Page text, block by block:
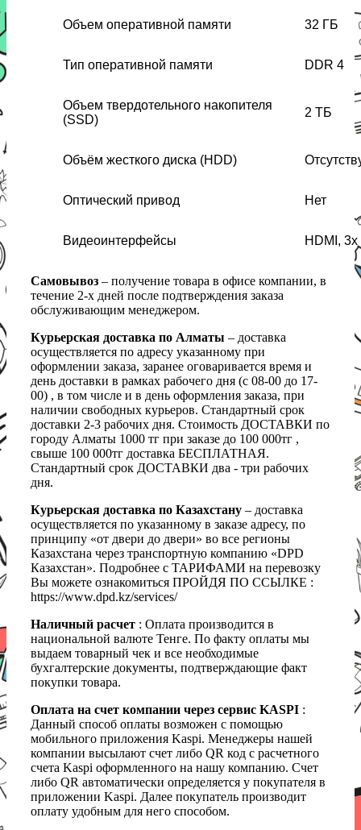
Объем оперативной памяти 32 ГБ
Тип оперативной памяти DDR 4
Объем твердотельного накопителя
(SSD)
2 ТБ
Объём жесткого диска (HDD)
Оптический привод Нет
Видеоинтерфейсы HDMI,
Самовывоз – получение товара в офисе компании, в
течение 2-х дней после подтверждения заказа
обслуживающим менеджером.
Курьерская доставка по Алматы – доставка
осуществляется по адресу указанному при
оформлении заказа, заранее оговаривается время и
день доставки в рамках рабочего дня (с 08-00 до 17-
00) , в том числе и в день оформления заказа, при
наличии свободных курьеров. Стандартный срок
доставки 2-3 рабочих дня. Стоимость ДОСТАВКИ по
городу Алматы 1000 тг при заказе до 100 000тг ,
свыше 100 000тг доставка БЕСПЛАТНАЯ.
Стандартный срок ДОСТАВКИ два - три рабочих
дня.
Курьерская доставка по Казахстану – доставка
осуществляется по указанному в заказе адресу, по
принципу «от двери до двери» во все регионы
Казахстана через транспортную компанию «DPD
Казахстан». Подробнее с ТАРИФАМИ на перевозку
Вы можете ознакомиться ПРОЙДЯ ПО ССЫЛКЕ :
https://www.dpd.kz/services/
Наличный расчет : Оплата производится в
национальной валюте Тенге. По факту оплаты мы
выдаем товарный чек и все необходимые
бухгалтерские документы, подтверждающие факт
покупки товара.
Оплата на счет компании через сервис KASPI :
Данный способ оплаты возможен с помощью
мобильного приложения Kaspi. Менеджеры нашей
компании высылают счет либо QR код с расчетного
счета Kaspi оформленного на нашу компанию. Счет
либо QR автоматически определяется у покупателя в
приложении Kaspi. Далее покупатель производит
оплату удобным для него способом.